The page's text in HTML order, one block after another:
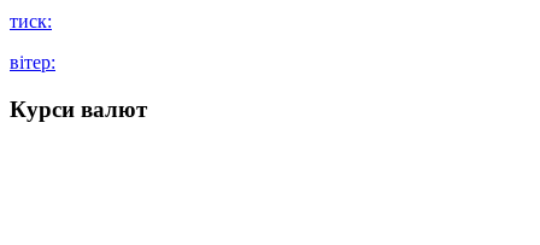
тиск:
вітер:
Курси валют